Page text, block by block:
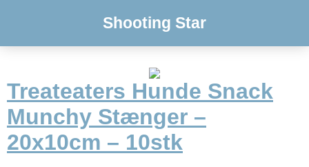
Shooting Star
Treateaters Hunde Snack
Munchy Stænger –
20x10cm – 10stk